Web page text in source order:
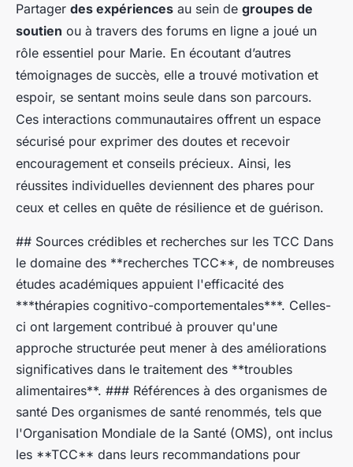
Partager des expériences au sein de groupes de
soutien ou à travers des forums en ligne a joué un
rôle essentiel pour Marie. En écoutant d’autres
témoignages de succès, elle a trouvé motivation et
espoir, se sentant moins seule dans son parcours.
Ces interactions communautaires offrent un espace
sécurisé pour exprimer des doutes et recevoir
encouragement et conseils précieux. Ainsi, les
réussites individuelles deviennent des phares pour
ceux et celles en quête de résilience et de guérison.
## Sources crédibles et recherches sur les TCC Dans
le domaine des **recherches TCC**, de nombreuses
études académiques appuient l'efficacité des
***thérapies cognitivo-comportementales***. Celles-
ci ont largement contribué à prouver qu'une
approche structurée peut mener à des améliorations
significatives dans le traitement des **troubles
alimentaires**. ### Références à des organismes de
santé Des organismes de santé renommés, tels que
l'Organisation Mondiale de la Santé (OMS), ont inclus
les **TCC** dans leurs recommandations pour